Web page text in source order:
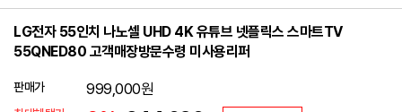
LG전자 55인치 나노셀 UHD 4K 유튜브 넷플릭스 스마트TV
55QNED80 고객매장방문수령 미사용리퍼
판매가 999,000원